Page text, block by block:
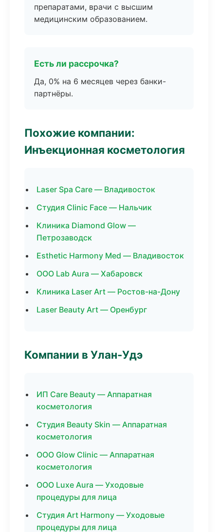
препаратами, врачи с высшим
медицинским образованием.
Есть ли рассрочка?
Да, 0% на 6 месяцев через банки-
партнёры.
Похожие компании:
Инъекционная косметология
Laser Spa Care — Владивосток
Студия Clinic Face — Нальчик
Клиника Diamond Glow —
Петрозаводск
Esthetic Harmony Med — Владивосток
ООО Lab Aura — Хабаровск
Клиника Laser Art — Ростов-на-Дону
Laser Beauty Art — Оренбург
Компании в Улан-Удэ
ИП Care Beauty — Аппаратная
косметология
Студия Beauty Skin — Аппаратная
косметология
ООО Glow Clinic — Аппаратная
косметология
ООО Luxe Aura — Уходовые
процедуры для лица
Студия Art Harmony — Уходовые
процедуры для лица